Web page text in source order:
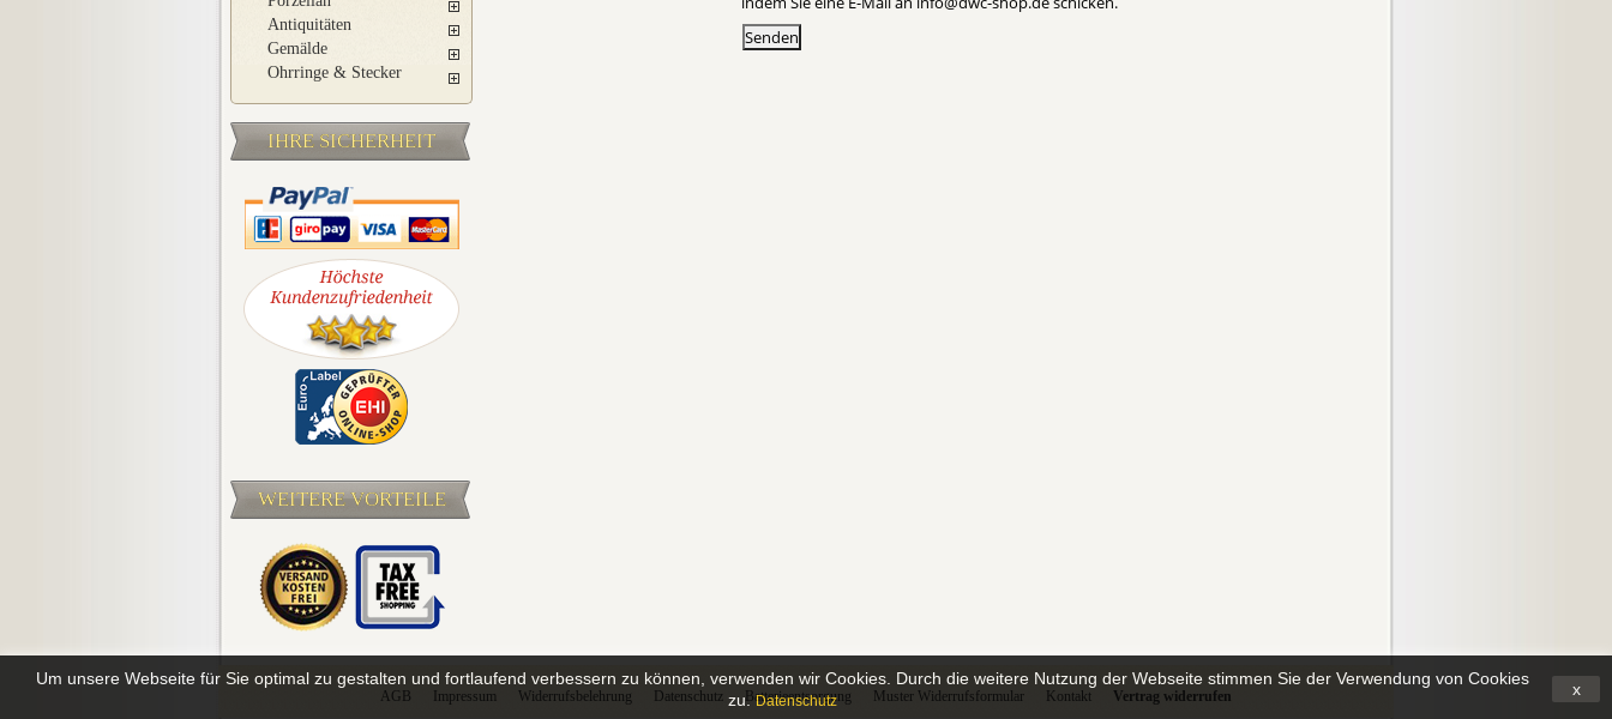
Antiquitäten
Gemälde
Ohrringe & Stecker
IHRE SICHERHEIT
WEITERE VORTEILE
AGB Impressum Widerrufsbelehrung Datenschutz Batterieentsorgung Muster Widerrufsformular Kontakt Vertrag widerrufen
Um unsere Webseite für Sie optimal zu gestalten und fortlaufend verbessern zu können, verwenden wir Cookies. Durch die weitere Nutzung der Webseite stimmen Sie der Verwendung von Cookies
zu. Datenschutz
x